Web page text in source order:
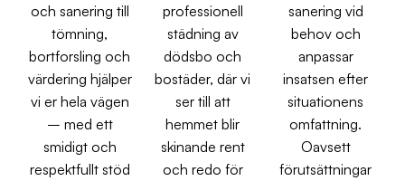
och sanering till
tömning,
bortforsling och
värdering hjälper
vi er hela vägen
– med ett
smidigt och
respektfullt stöd
professionell
städning av
dödsbo och
bostäder, där vi
ser till att
hemmet blir
skinande rent
och redo för
sanering vid
behov och
anpassar
insatsen efter
situationens
omfattning.
Oavsett
förutsättningar